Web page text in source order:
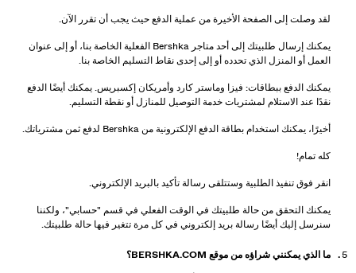
لقد وصلت إلى الصفحة الأخيرة من عملية الدفع حيث يجب أن تقرر الآن.
يمكنك إرسال طلبيتك إلى أحد متاجر Bershka الفعلية الخاصة بنا، أو إلى عنوان
العمل أو المنزل الذي تحدده أو إلى إحدى نقاط التسليم الخاصة بنا.
يمكنك الدفع ببطاقات: فيزا وماستر كارد وأمريكان إكسبريس. يمكنك أيضًا الدفع
نقدًا عند الاستلام لمشتريات خدمة التوصيل للمنازل أو نقطة التسليم.
أخيرًا، يمكنك استخدام بطاقة الدفع الإلكترونية من Bershka لدفع ثمن مشترياتك.
كله تمام!
انقر فوق تنفيذ الطلبية وستتلقى رسالة تأكيد بالبريد الإلكتروني.
يمكنك التحقق من حالة طلبيتك في الوقت الفعلي في قسم "حسابي"، ولكننا
سنرسل إليك أيضًا رسالة بريد إلكتروني في كل مرة تتغير فيها حالة طلبيتك.
ما الذي يمكنني شراؤه من موقع BERSHKA.COM؟